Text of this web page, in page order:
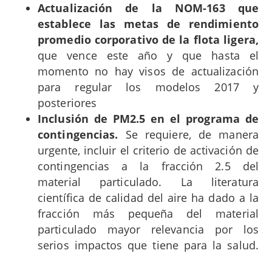
Actualización de la NOM-163 que
establece las metas de rendimiento
promedio corporativo de la flota ligera,
que vence este año y que hasta el
momento no hay visos de actualización
para regular los modelos 2017 y
posteriores
Inclusión de PM2.5 en el programa de
contingencias. Se requiere, de manera
urgente, incluir el criterio de activación de
contingencias a la fracción 2.5 del
material particulado. La literatura
científica de calidad del aire ha dado a la
fracción más pequeña del material
particulado mayor relevancia por los
serios impactos que tiene para la salud.